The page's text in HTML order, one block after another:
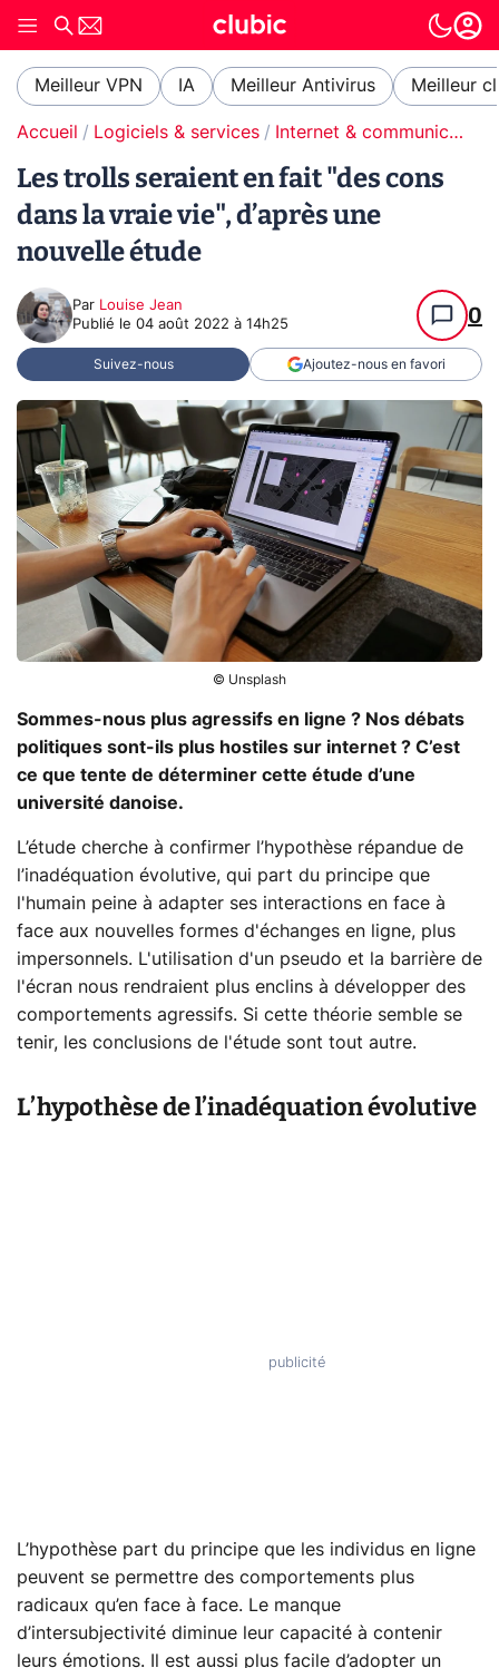
Meilleur VPN IA Meilleur Antivirus Meilleur
Accueil Logiciels & services Internet & communication
Les trolls seraient en fait "des cons
dans la vraie vie", d’après une
nouvelle étude
Par Louise Jean
Publié le 04 août 2022 à 14h25 0
Suivez-nous Ajoutez-nous en favori
© Unsplash
Sommes-nous plus agressifs en ligne ? Nos débats
politiques sont-ils plus hostiles sur internet ? C’est
ce que tente de déterminer cette étude d’une
université danoise.
L’étude cherche à confirmer l’hypothèse répandue de
l’inadéquation évolutive, qui part du principe que
l'humain peine à adapter ses interactions en face à
face aux nouvelles formes d'échanges en ligne, plus
impersonnels. L'utilisation d'un pseudo et la barrière de
l'écran nous rendraient plus enclins à développer des
comportements agressifs. Si cette théorie semble se
tenir, les conclusions de l'étude sont tout autre.
L’hypothèse de l’inadéquation évolutive
L’hypothèse part du principe que les individus en ligne
peuvent se permettre des comportements plus
radicaux qu’en face à face. Le manque
d’intersubjectivité diminue leur capacité à contenir
leurs émotions. Il est aussi plus facile d’adopter un